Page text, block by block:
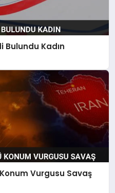
Bulundu Kadın
Vurgusu Savaş